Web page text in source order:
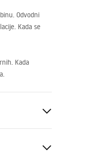
Odvodni
Kada se
Kada